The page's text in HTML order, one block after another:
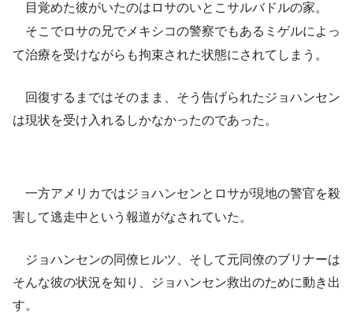
目覚めた彼がいたのはロサのいとこサルバドルの家。
そこでロサの兄でメキシコの警察でもあるミゲルによっ
て治療を受けながらも拘束された状態にされてしまう。
回復するまではそのまま、そう告げられたジョハンセン
は現状を受け入れるしかなかったのであった。
一方アメリカではジョハンセンとロサが現地の警官を殺
害して逃走中という報道がなされていた。
ジョハンセンの同僚ヒルツ、そして元同僚のブリナーは
そんな彼の状況を知り、ジョハンセン救出のために動き出
す。